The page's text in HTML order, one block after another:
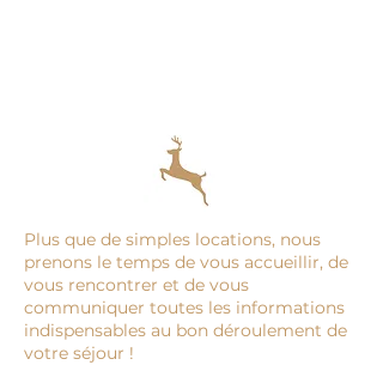
Plus que de simples locations, nous
prenons le temps de vous accueillir, de
vous rencontrer et de vous
communiquer toutes les informations
indispensables au bon déroulement de
votre séjour !